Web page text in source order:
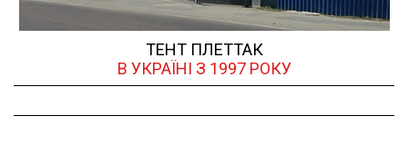
ТЕНТ ПЛЕТТАК
В УКРАЇНІ З 1997 РОКУ